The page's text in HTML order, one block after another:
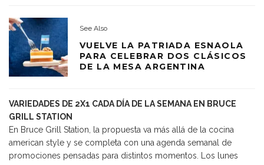
See Also
VUELVE LA PATRIADA ESNAOLA
PARA CELEBRAR DOS CLÁSICOS
DE LA MESA ARGENTINA
VARIEDADES DE 2X1 CADA DÍA DE LA SEMANA EN BRUCE
GRILL STATION
En Bruce Grill Station, la propuesta va más allá de la cocina
american style y se completa con una agenda semanal de
promociones pensadas para distintos momentos. Los lunes